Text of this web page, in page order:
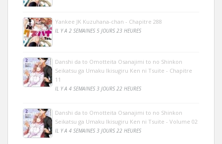
Yankee JK Kuzuhana-chan - Chapitre 288
IL Y A 2 SEMAINES 5 JOURS 23 HEURES
Danshi da to Omotteita Osanajimi to no Shinkon
Seikatsu ga Umaku Ikisugiru Ken ni Tsuite - Chapitre
11
IL Y A 4 SEMAINES 3 JOURS 22 HEURES
Danshi da to Omotteita Osanajimi to no Shinkon
Seikatsu ga Umaku Ikisugiru Ken ni Tsuite - Volume 02
IL Y A 4 SEMAINES 3 JOURS 22 HEURES